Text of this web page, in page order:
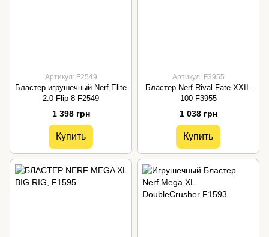
Артикул: F2549
Бластер игрушечный Nerf Elite
2.0 Flip 8 F2549
1 398 грн
Купить
Артикул: F3955
Бластер Nerf Rival Fate XXII-
100 F3955
1 038 грн
Купить